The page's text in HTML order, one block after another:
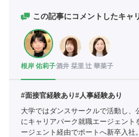
この記事にコメントしたキャ
根岸 佑莉子酒井 栞里 辻 華菜子
#面接官経験あり#人事経験あり
大学ではダンスサークルで活動し
にキャリアパーク就職エージェン
ージェント経由でポートへ新卒入